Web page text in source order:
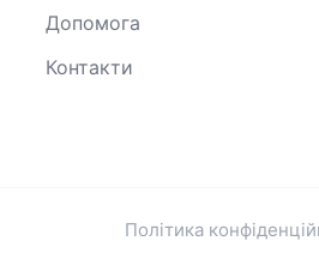
Допомога
Контакти
Політика